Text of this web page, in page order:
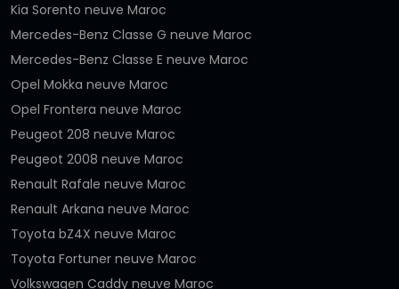
Kia Sorento neuve Maroc
Mercedes-Benz Classe G neuve Maroc
Mercedes-Benz Classe E neuve Maroc
Opel Mokka neuve Maroc
Opel Frontera neuve Maroc
Peugeot 208 neuve Maroc
Peugeot 2008 neuve Maroc
Renault Rafale neuve Maroc
Renault Arkana neuve Maroc
Toyota bZ4X neuve Maroc
Toyota Fortuner neuve Maroc
Volkswagen Caddy neuve Maroc